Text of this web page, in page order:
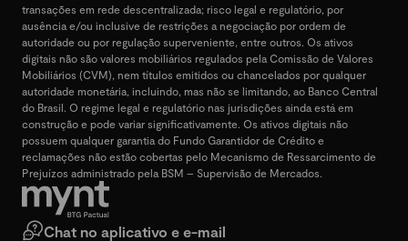
transações em rede descentralizada; risco legal e regulatório, por
ausência e/ou inclusive de restrições a negociação por ordem de
autoridade ou por regulação superveniente, entre outros. Os ativos
digitais não são valores mobiliários regulados pela Comissão de Valores
Mobiliários (CVM), nem títulos emitidos ou chancelados por qualquer
autoridade monetária, incluindo, mas não se limitando, ao Banco Central
do Brasil. O regime legal e regulatório nas jurisdições ainda está em
construção e pode variar significativamente. Os ativos digitais não
possuem qualquer garantia do Fundo Garantidor de Crédito e
reclamações não estão cobertas pelo Mecanismo de Ressarcimento de
Prejuízos administrado pela BSM – Supervisão de Mercados.
Chat no aplicativo e e-mail